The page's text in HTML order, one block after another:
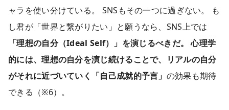
ャラを使い分けている。 SNSもその一つに過ぎない。 も
し君が「世界と繋がりたい」と願うなら、SNS上では
「理想の自分（Ideal Self）」を演じるべきだ。 心理学
的には、理想の自分を演じ続けることで、リアルの自分
がそれに近づいていく「自己成就的予言」 の効果も期待
できる（※6）。